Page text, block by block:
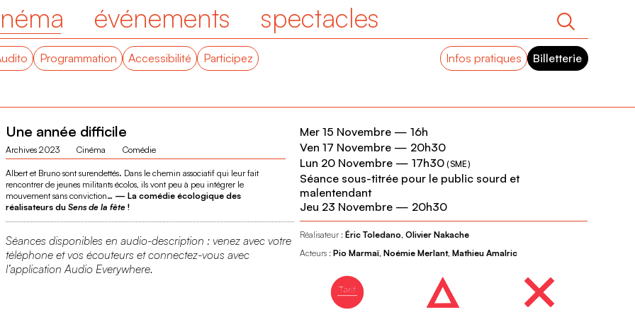
événements spectacles
Programmation Accessibilité Participez Infos pratiques Billetterie
Une année difficile
Archives 2023 Cinéma Comédie
Albert et Bruno sont surendettés. Dans le chemin associatif qui leur fait
rencontrer de jeunes militants écolos, ils vont peu à peu intégrer le
mouvement sans conviction… — La comédie écologique des
réalisateurs du Sens de la fête!
Séances disponibles en audio-description : venez avec votre
téléphone et vos écouteurs et connectez-vous avec
l’application Audio Everywhere.
Mer 15 Novembre— 16h
Ven 17 Novembre— 20h30
Lun 20 Novembre— 17h30(SME)
Séance sous-titrée pour le public sourd et
malentendant
Jeu 23 Novembre— 20h30
Réalisateur : Éric Toledano, Olivier Nakache
Acteurs : Pio Marmaï, Noémie Merlant, Mathieu Amalric